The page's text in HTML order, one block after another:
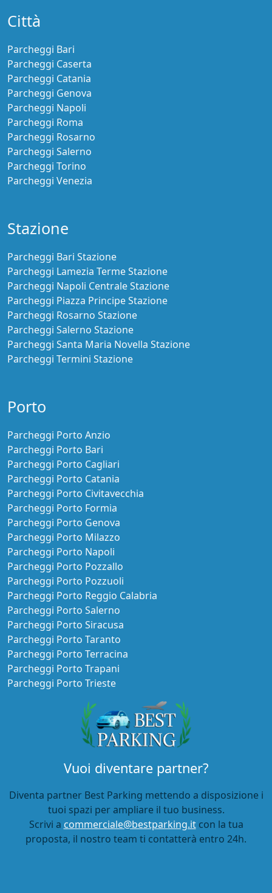
Città
Parcheggi Bari
Parcheggi Caserta
Parcheggi Catania
Parcheggi Genova
Parcheggi Napoli
Parcheggi Roma
Parcheggi Rosarno
Parcheggi Salerno
Parcheggi Torino
Parcheggi Venezia
Stazione
Parcheggi Bari Stazione
Parcheggi Lamezia Terme Stazione
Parcheggi Napoli Centrale Stazione
Parcheggi Piazza Principe Stazione
Parcheggi Rosarno Stazione
Parcheggi Salerno Stazione
Parcheggi Santa Maria Novella Stazione
Parcheggi Termini Stazione
Porto
Parcheggi Porto Anzio
Parcheggi Porto Bari
Parcheggi Porto Cagliari
Parcheggi Porto Catania
Parcheggi Porto Civitavecchia
Parcheggi Porto Formia
Parcheggi Porto Genova
Parcheggi Porto Milazzo
Parcheggi Porto Napoli
Parcheggi Porto Pozzallo
Parcheggi Porto Pozzuoli
Parcheggi Porto Reggio Calabria
Parcheggi Porto Salerno
Parcheggi Porto Siracusa
Parcheggi Porto Taranto
Parcheggi Porto Terracina
Parcheggi Porto Trapani
Parcheggi Porto Trieste
Vuoi diventare partner?
Diventa partner Best Parking mettendo a disposizione i
tuoi spazi per ampliare il tuo business.
Scrivi a commerciale@bestparking.itcon la tua
proposta, il nostro team ti contatterà entro 24h.